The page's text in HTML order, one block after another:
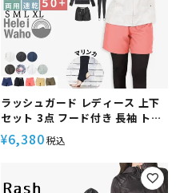
ラッシュガード レディース 上下
セット 3点 フード付き 長袖 トレ
ンカ サーフパンツ 水着 30代 40
代 50代 体型カバー ゆったり UV
カット 水陸両用 プール 海 ランニ
ング ヨガ 接触冷感 ヘレイワホ 運
¥6,380税込